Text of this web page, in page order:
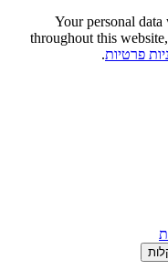
Your personal
throughout this
פרטיות.